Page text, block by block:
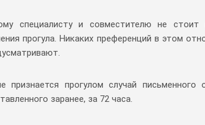
специалисту и совместителю не
прогула. Никаких преференций в этом
признается прогулом случай
заранее, за 72 часа.